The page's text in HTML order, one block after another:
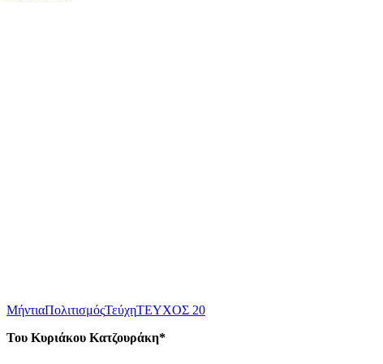
ΜήντιαΠολιτισμόςΤεύχηΤΕΥΧΟΣ 20
Του Κυριάκου Κατζουράκη*